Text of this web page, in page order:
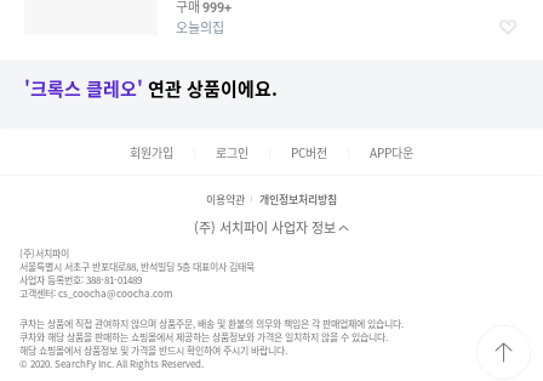
구매 999+
오늘의집
'크록스 클레오' 연관 상품이에요.
회원가입 로그인 PC버전 APP다운
이용약관 개인정보처리방침
(주) 서치파이 사업자 정보
(주)서치파이
서울특별시 서초구 반포대로88, 반석빌딩 5층 대표이사 김태묵
사업자 등록번호: 388-81-01489
고객센터:cs_coocha@coocha.com
쿠차는 상품에 직접 관여하지 않으며 상품주문, 배송 및 환불의 의무와 책임은 각 판매업체에 있습니다.
쿠차와 해당 상품을 판매하는 쇼핑몰에서 제공하는 상품정보와 가격은 일치하지 않을 수 있습니다.
해당 쇼핑몰에서 상품정보 및 가격을 반드시 확인하여 주시기 바랍니다.
© 2020. SearchFy Inc. All Rights Reserved.